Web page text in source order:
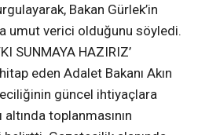
Bakan Gürlek’in
umut verici olduğunu söyledi.
SUNMAYA HAZIRIZ’
eden Adalet Bakanı Akın
güncel ihtiyaçlara
toplanmasının